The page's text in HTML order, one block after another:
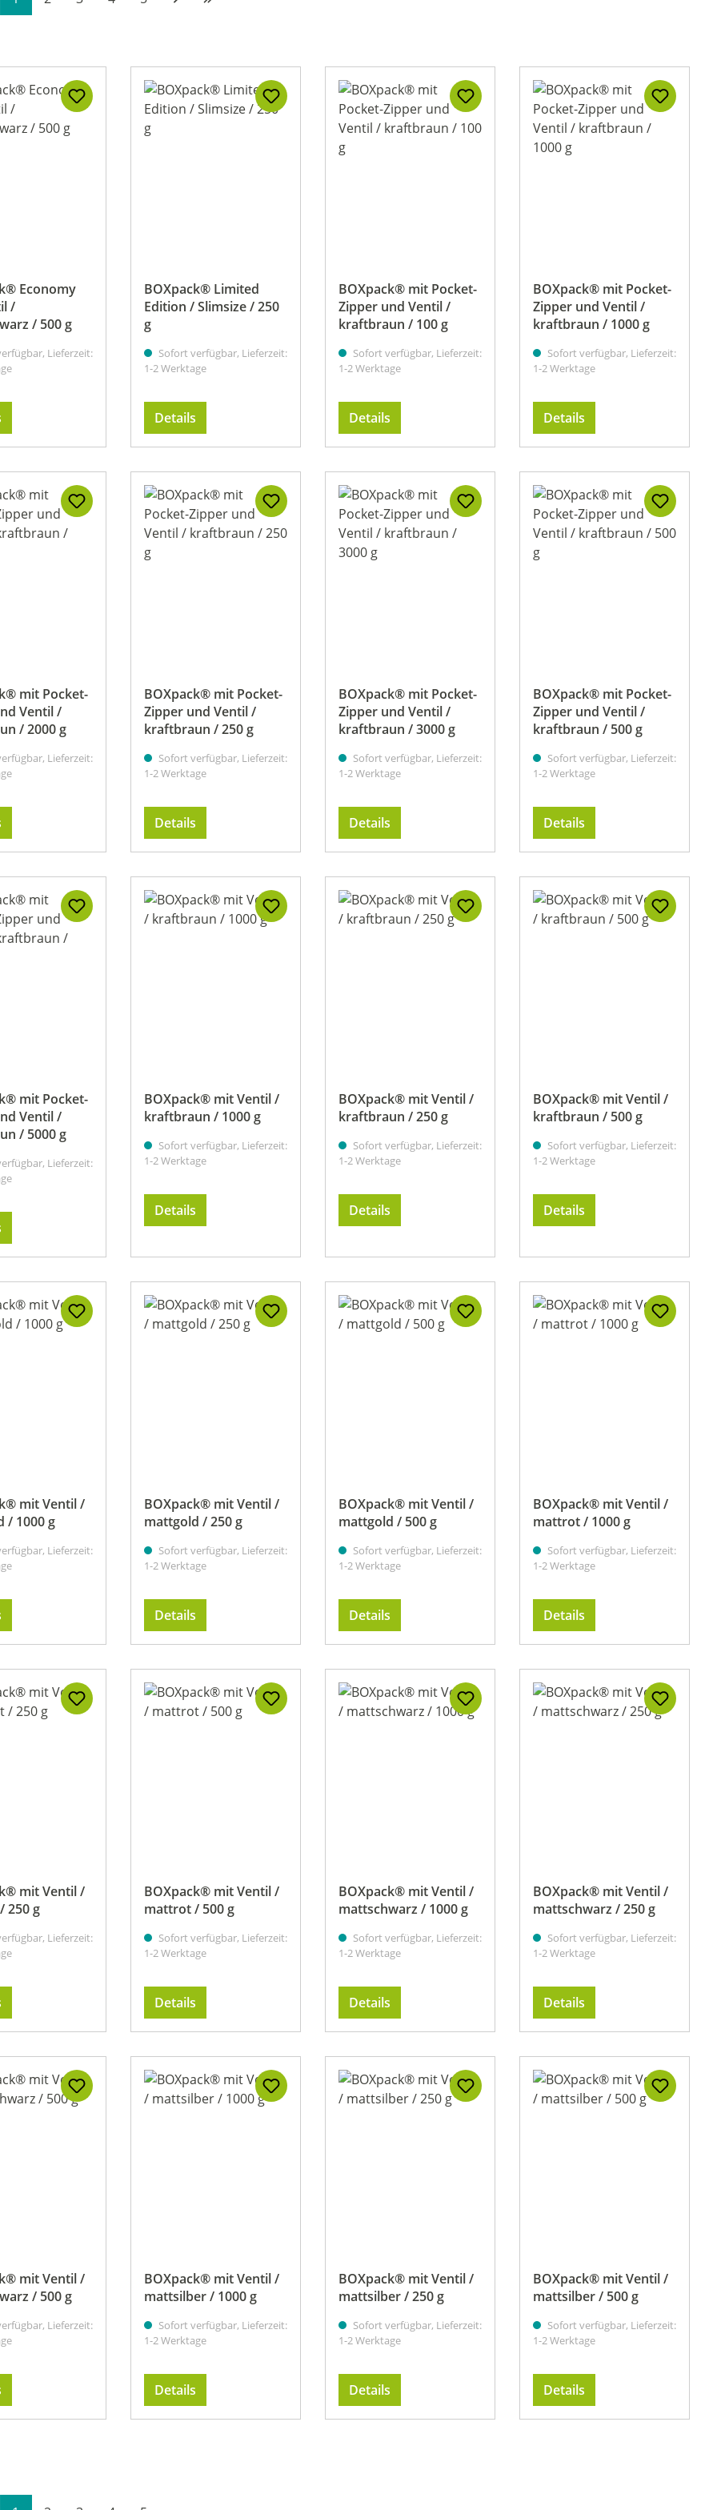
Economy
/
/ 500 g
Lieferzeit:
BOXpack® Limited
Edition / Slimsize / 250
g
Sofort verfügbar, Lieferzeit:
1-2 Werktage
Details
BOXpack® mit Pocket-
Zipper und Ventil /
kraftbraun / 100 g
Sofort verfügbar, Lieferzeit:
1-2 Werktage
Details
BOXpack® mit Pocket-
Zipper und Ventil /
kraftbraun / 1000 g
Sofort verfügbar, Lieferzeit:
1-2 Werktage
Details
mit Pocket-
Ventil /
/ 2000 g
Lieferzeit:
BOXpack® mit Pocket-
Zipper und Ventil /
kraftbraun / 250 g
Sofort verfügbar, Lieferzeit:
1-2 Werktage
Details
BOXpack® mit Pocket-
Zipper und Ventil /
kraftbraun / 3000 g
Sofort verfügbar, Lieferzeit:
1-2 Werktage
Details
BOXpack® mit Pocket-
Zipper und Ventil /
kraftbraun / 500 g
Sofort verfügbar, Lieferzeit:
1-2 Werktage
Details
mit Pocket-
Ventil /
/ 5000 g
Lieferzeit:
BOXpack® mit Ventil /
kraftbraun / 1000 g
Sofort verfügbar, Lieferzeit:
1-2 Werktage
Details
BOXpack® mit Ventil /
kraftbraun / 250 g
Sofort verfügbar, Lieferzeit:
1-2 Werktage
Details
BOXpack® mit Ventil /
kraftbraun / 500 g
Sofort verfügbar, Lieferzeit:
1-2 Werktage
Details
mit Ventil /
/ 1000 g
Lieferzeit:
BOXpack® mit Ventil /
mattgold / 250 g
Sofort verfügbar, Lieferzeit:
1-2 Werktage
Details
BOXpack® mit Ventil /
mattgold / 500 g
Sofort verfügbar, Lieferzeit:
1-2 Werktage
Details
BOXpack® mit Ventil /
mattrot / 1000 g
Sofort verfügbar, Lieferzeit:
1-2 Werktage
Details
mit Ventil /
250 g
Lieferzeit:
BOXpack® mit Ventil /
mattrot / 500 g
Sofort verfügbar, Lieferzeit:
1-2 Werktage
Details
BOXpack® mit Ventil /
mattschwarz / 1000 g
Sofort verfügbar, Lieferzeit:
1-2 Werktage
Details
BOXpack® mit Ventil /
mattschwarz / 250 g
Sofort verfügbar, Lieferzeit:
1-2 Werktage
Details
mit Ventil /
/ 500 g
Lieferzeit:
BOXpack® mit Ventil /
mattsilber / 1000 g
Sofort verfügbar, Lieferzeit:
1-2 Werktage
Details
BOXpack® mit Ventil /
mattsilber / 250 g
Sofort verfügbar, Lieferzeit:
1-2 Werktage
Details
BOXpack® mit Ventil /
mattsilber / 500 g
Sofort verfügbar, Lieferzeit:
1-2 Werktage
Details